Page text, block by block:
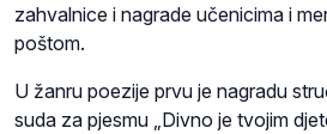
zahvalnice i nagrade učenicima i
poštom.
U žanru poezije prvu je nagradu
suda za pjesmu „Divno je tvojim